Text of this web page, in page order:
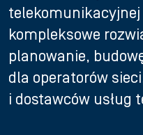
kompleksowe
planowanie,
dla operatorów
i dostawców usług